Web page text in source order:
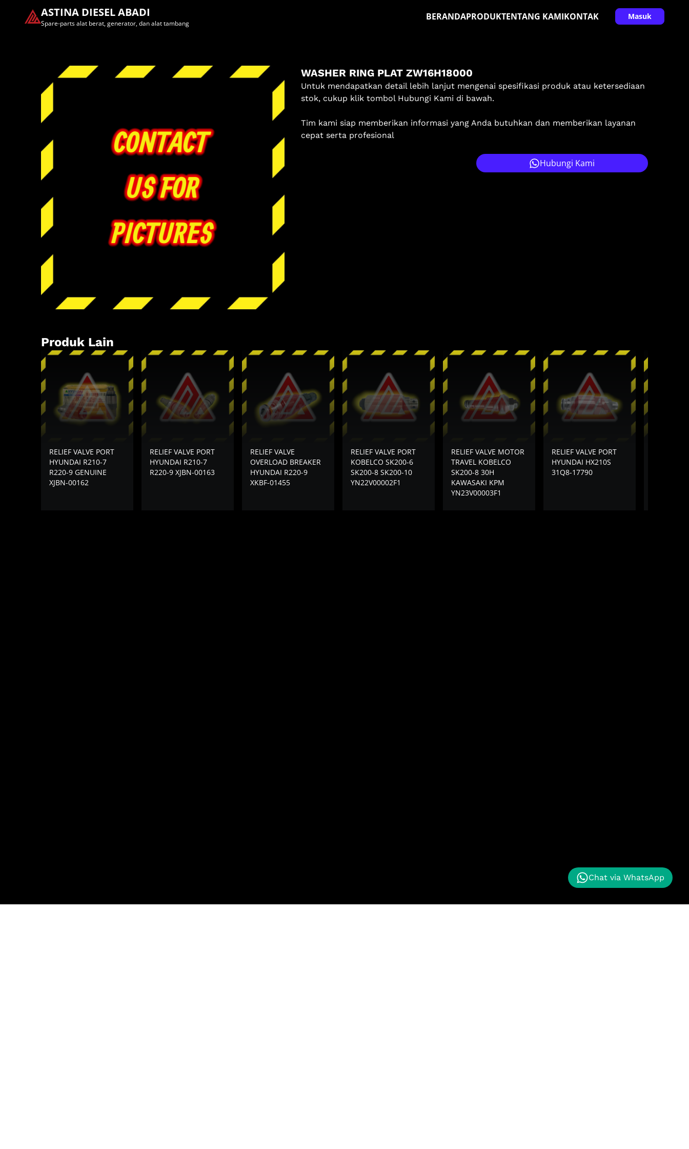
ASTINA DIESEL ABADI
Spare-parts alat berat, generator, dan alat tambang
BERANDAPRODUKTENTANG KAMIKONTAK Masuk
Masuk
Pilih methode masuk
Lanjutkan dengan Google
Dengan melanjutkan, kamu telah membaca dan setuju
dengan Ketentuan LayanandanKebijakan Privasi
WASHER RING PLAT ZW16H18000
Untuk mendapatkan detail lebih lanjut mengenai spesifikasi produk atau ketersediaan
stok, cukup klik tombol Hubungi Kami di bawah.
Tim kami siap memberikan informasi yang Anda butuhkan dan memberikan layanan
cepat serta profesional
Hubungi Kami
Produk Lain
RELIEF VALVE PORT
HYUNDAI R210-7
R220-9 GENUINE
XJBN-00162
RELIEF VALVE PORT
HYUNDAI R210-7
R220-9 XJBN-00163
RELIEF VALVE
OVERLOAD BREAKER
HYUNDAI R220-9
XKBF-01455
RELIEF VALVE PORT
KOBELCO SK200-6
SK200-8 SK200-10
YN22V00002F1
RELIEF VALVE MOTOR
TRAVEL KOBELCO
SK200-8 30H
KAWASAKI KPM
YN23V00003F1
RELIEF VALVE PORT
HYUNDAI HX210S
31Q8-17790
Chat via WhatsApp